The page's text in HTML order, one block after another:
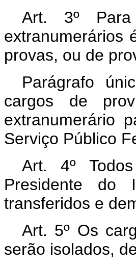
Art. 3º
extranumerários
provas, ou de
Parágrafo
cargos de
extranumerário
Serviço Público
Art. 4º
Presidente do
transferidos e
Art. 5º Os
serão isolados,